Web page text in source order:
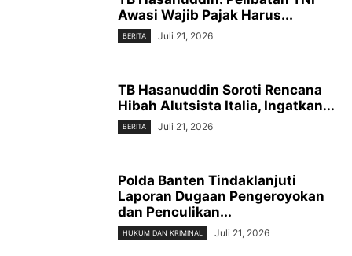
Awasi Wajib Pajak Harus...
BERITA Juli 21, 2026
TB Hasanuddin Soroti Rencana
Hibah Alutsista Italia, Ingatkan...
BERITA Juli 21, 2026
Polda Banten Tindaklanjuti
Laporan Dugaan Pengeroyokan
dan Penculikan...
HUKUM DAN KRIMINAL Juli 21, 2026